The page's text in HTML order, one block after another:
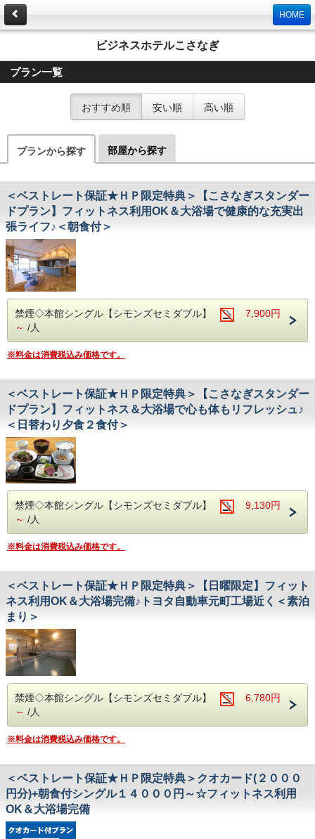
HOME
ビジネスホテルこさなぎ
プラン一覧
おすすめ順 安い順 高い順
プランから探す 部屋から探す
＜ベストレート保証★ＨＰ限定特典＞【こさなぎスタンダー
ドプラン】フィットネス利用OK＆大浴場で健康的な充実出
張ライフ♪＜朝食付＞
禁煙◇本館シングル【シモンズセミダブル】
7,900円
～ /人
※料金は消費税込み価格です。
＜ベストレート保証★ＨＰ限定特典＞【こさなぎスタンダー
ドプラン】フィットネス＆大浴場で心も体もリフレッシュ♪
＜日替わり夕食２食付＞
禁煙◇本館シングル【シモンズセミダブル】
9,130円
～ /人
※料金は消費税込み価格です。
＜ベストレート保証★ＨＰ限定特典＞【日曜限定】フィット
ネス利用OK＆大浴場完備♪トヨタ自動車元町工場近く＜素泊
まり＞
禁煙◇本館シングル【シモンズセミダブル】
6,780円
～ /人
※料金は消費税込み価格です。
＜ベストレート保証★ＨＰ限定特典＞クオカード(２０００
円分)+朝食付シングル１４０００円～☆フィットネス利用
OK＆大浴場完備